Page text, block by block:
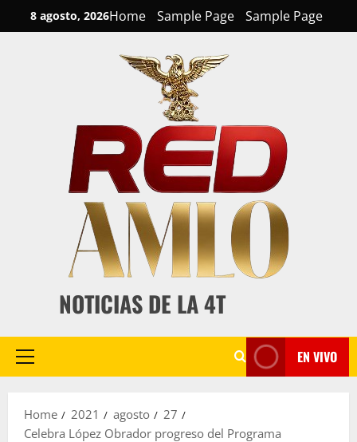
to
8 agosto, 2026Home Sample Page Sample Page
NOTICIAS DE LA 4T
Primary
EN VIVO
Home 2021 agosto
27
Celebra López Obrador progreso del Programa